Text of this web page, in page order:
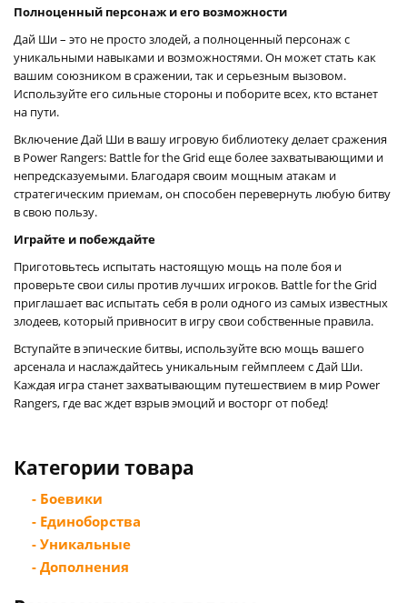
Полноценный персонаж и его возможности
Дай Ши – это не просто злодей, а полноценный персонаж с
уникальными навыками и возможностями. Он может стать как
вашим союзником в сражении, так и серьезным вызовом.
Используйте его сильные стороны и поборите всех, кто встанет
на пути.
Включение Дай Ши в вашу игровую библиотеку делает сражения
в Power Rangers: Battle for the Grid еще более захватывающими и
непредсказуемыми. Благодаря своим мощным атакам и
стратегическим приемам, он способен перевернуть любую битву
в свою пользу.
Играйте и побеждайте
Приготовьтесь испытать настоящую мощь на поле боя и
проверьте свои силы против лучших игроков. Battle for the Grid
приглашает вас испытать себя в роли одного из самых известных
злодеев, который привносит в игру свои собственные правила.
Вступайте в эпические битвы, используйте всю мощь вашего
арсенала и наслаждайтесь уникальным геймплеем с Дай Ши.
Каждая игра станет захватывающим путешествием в мир Power
Rangers, где вас ждет взрыв эмоций и восторг от побед!
Категории товара
- Боевики
- Единоборства
- Уникальные
- Дополнения